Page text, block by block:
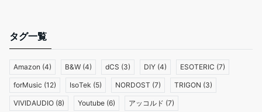
タグ一覧
Amazon (4) B&W (4) dCS (3) DIY (4) ESOTERIC (7)
forMusic (12) IsoTek (5) NORDOST (7) TRIGON (3)
VIVIDAUDIO (8) Youtube (6) アッコルド (7)